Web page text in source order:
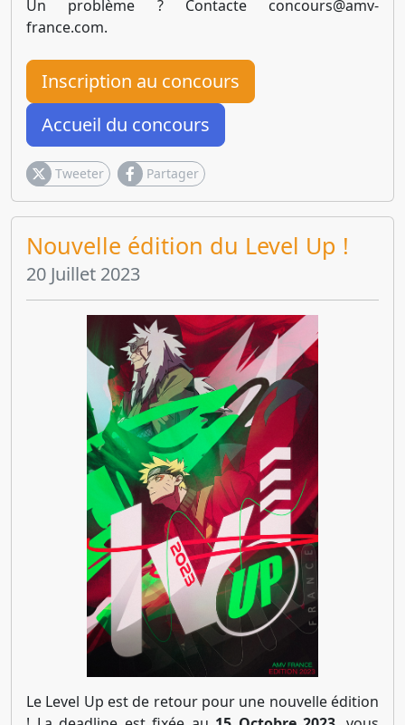
Un problème ? Contacte concours@amv-
france.com.
Inscription au concours
Accueil du concours
Tweeter Partager
Nouvelle édition du Level Up !
20 Juillet 2023
Le Level Up est de retour pour une nouvelle édition